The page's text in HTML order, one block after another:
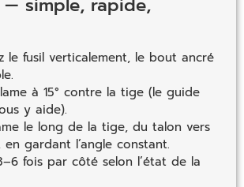
simple, rapide,
le fusil verticalement, le bout ancré
à 15° contre la tige (le guide
y aide).
le long de la tige, du talon vers
gardant l’angle constant.
fois par côté selon l’état de la